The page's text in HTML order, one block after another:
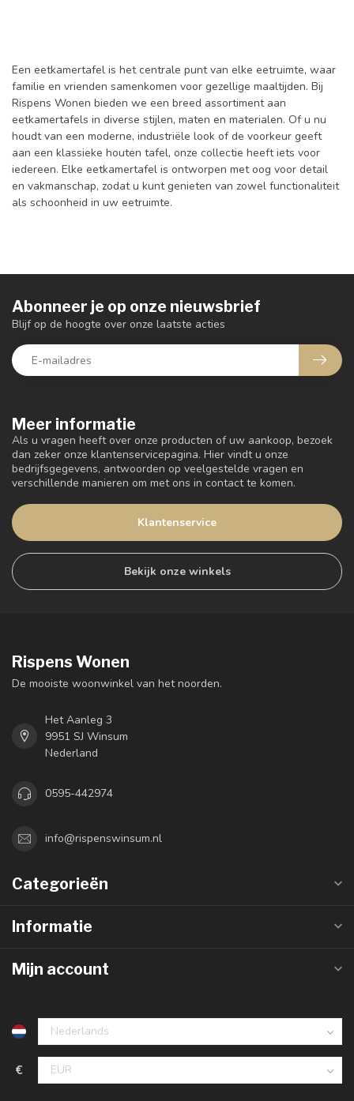
Een eetkamertafel is het centrale punt van elke eetruimte, waar
familie en vrienden samenkomen voor gezellige maaltijden. Bij
Rispens Wonen bieden we een breed assortiment aan
eetkamertafels in diverse stijlen, maten en materialen. Of u nu
houdt van een moderne, industriële look of de voorkeur geeft
aan een klassieke houten tafel, onze collectie heeft iets voor
iedereen. Elke eetkamertafel is ontworpen met oog voor detail
en vakmanschap, zodat u kunt genieten van zowel functionaliteit
als schoonheid in uw eetruimte.
Meer informatie
Als u vragen heeft over onze producten of uw aankoop, bezoek
dan zeker onze klantenservicepagina. Hier vindt u onze
bedrijfsgegevens, antwoorden op veelgestelde vragen en
verschillende manieren om met ons in contact te komen.
Klantenservice
Bekijk onze winkels
Abonneer je op onze nieuwsbrief
Blijf op de hoogte over onze laatste acties
Rispens Wonen
De mooiste woonwinkel van het noorden.
Het Aanleg 3
9951 SJ Winsum
Nederland
0595-442974
info@rispenswinsum.nl
Categorieën
Informatie
Mijn account
€